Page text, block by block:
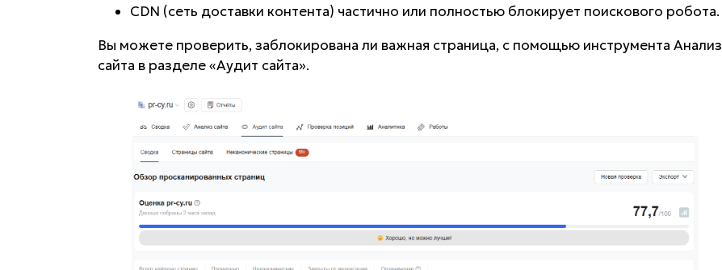
CDN (сеть доставки контента) частично или полностью блокирует поискового робота.
Вы можете проверить, заблокирована ли важная страница, с помощью инструмента Анализ
сайта в разделе «Аудит сайта».